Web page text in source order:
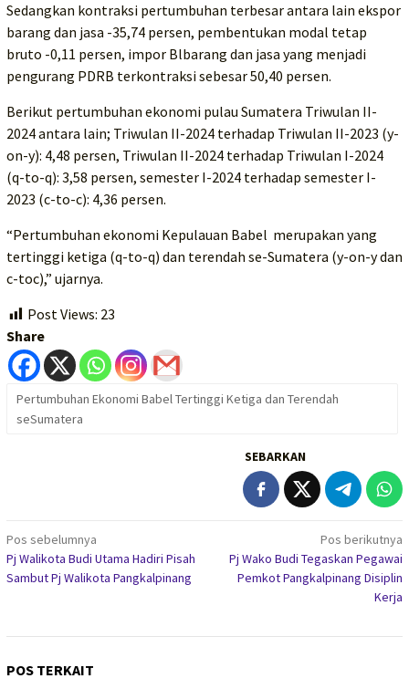
Sedangkan kontraksi pertumbuhan terbesar antara lain ekspor
barang dan jasa -35,74 persen, pembentukan modal tetap
bruto -0,11 persen, impor Blbarang dan jasa yang menjadi
pengurang PDRB terkontraksi sebesar 50,40 persen.
Berikut pertumbuhan ekonomi pulau Sumatera Triwulan II-
2024 antara lain; Triwulan II-2024 terhadap Triwulan II-2023 (y-
on-y): 4,48 persen, Triwulan II-2024 terhadap Triwulan I-2024
(q-to-q): 3,58 persen, semester I-2024 terhadap semester I-
2023 (c-to-c): 4,36 persen.
“Pertumbuhan ekonomi Kepulauan Babel merupakan yang
tertinggi ketiga (q-to-q) dan terendah se-Sumatera (y-on-y dan
c-toc),” ujarnya.
Post Views: 23
Share
Pertumbuhan Ekonomi Babel Tertinggi Ketiga dan Terendah
seSumatera
SEBARKAN
Navigasi
pos
Pos sebelumnya
Pj Walikota Budi Utama Hadiri Pisah
Sambut Pj Walikota Pangkalpinang
Pos berikutnya
Pj Wako Budi Tegaskan Pegawai
Pemkot Pangkalpinang Disiplin
Kerja
POS TERKAIT